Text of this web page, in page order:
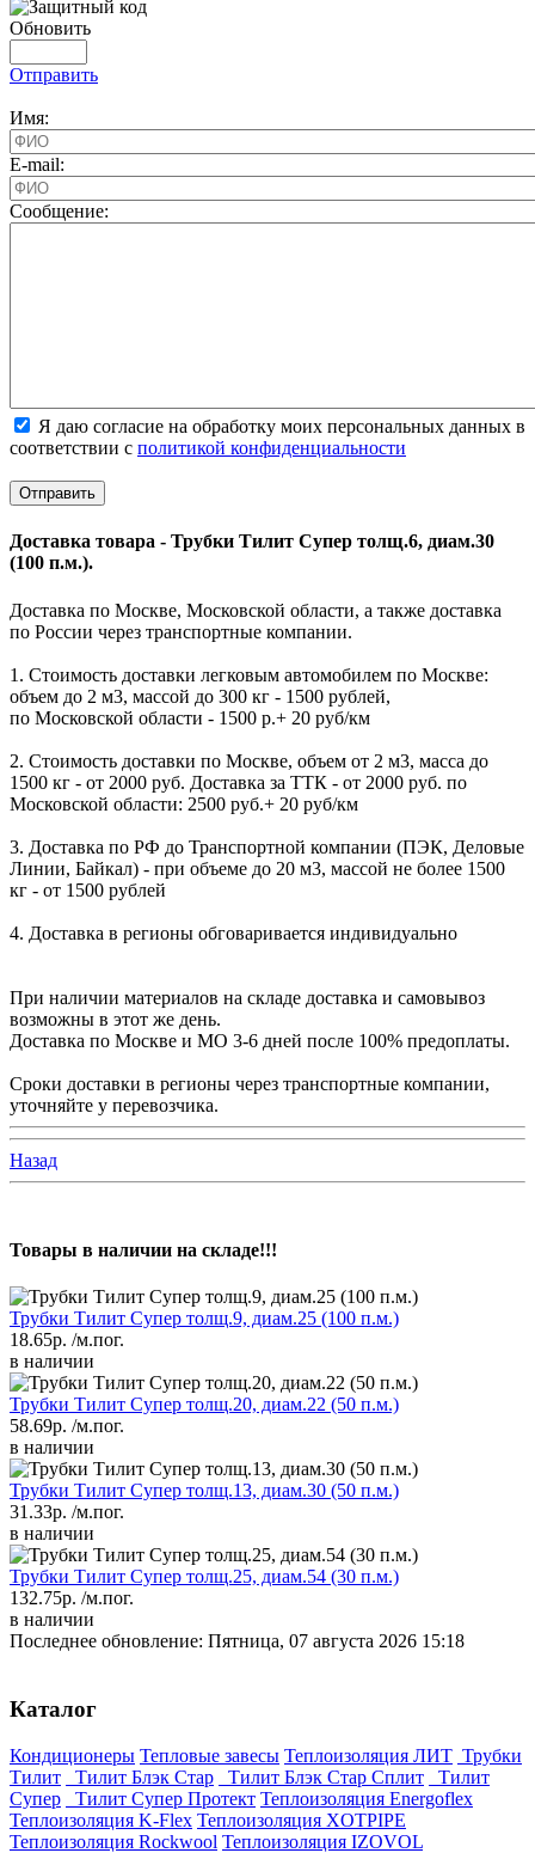
Обновить
Отправить
Имя:
E-mail:
Cообщение:
Я даю согласие на обработку моих персональных данных в
соответствии с политикой конфиденциальности
Доставка товара - Трубки Тилит Супер толщ.6, диам.30
(100 п.м.).
Доставка по Москве, Московской области, а также доставка
по России через транспортные компании.
1. Стоимость доставки легковым автомобилем по Москве:
объем до 2 м3, массой до 300 кг - 1500 рублей,
по Московской области - 1500 р.+ 20 руб/км
2. Стоимость доставки по Москве, объем от 2 м3, масса до
1500 кг - от 2000 руб. Доставка за ТТК - от 2000 руб. по
Московской области: 2500 руб.+ 20 руб/км
3. Доставка по РФ до Транспортной компании (ПЭК, Деловые
Линии, Байкал) - при объеме до 20 м3, массой не более 1500
кг - от 1500 рублей
4. Доставка в регионы обговаривается индивидуально
При наличии материалов на складе доставка и самовывоз
возможны в этот же день.
Доставка по Москве и МО 3-6 дней после 100% предоплаты.
Сроки доставки в регионы через транспортные компании,
уточняйте у перевозчика.
Назад
Товары в наличии на складе!!!
Трубки Тилит Супер толщ.9, диам.25 (100 п.м.)
18.65р. /м.пог.
в наличии
Трубки Тилит Супер толщ.20, диам.22 (50 п.м.)
58.69р. /м.пог.
в наличии
Трубки Тилит Супер толщ.13, диам.30 (50 п.м.)
31.33р. /м.пог.
в наличии
Трубки Тилит Супер толщ.25, диам.54 (30 п.м.)
132.75р. /м.пог.
в наличии
Последнее обновление: Пятница, 07 августа 2026 15:18
Каталог
Кондиционеры Тепловые завесы Теплоизоляция ЛИТ Трубки
Тилит
Тилит Блэк Стар Тилит Блэк Стар Сплит
Тилит
Супер
Тилит Супер Протект Теплоизоляция Energoflex
Теплоизоляция K-Flex Теплоизоляция XOTPIPE
Теплоизоляция Rockwool Теплоизоляция IZOVOL